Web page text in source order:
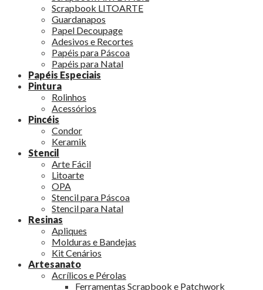
Scrapbook LITOARTE
Guardanapos
Papel Decoupage
Adesivos e Recortes
Papéis para Páscoa
Papéis para Natal
Papéis Especiais
Pintura
Rolinhos
Acessórios
Pincéis
Condor
Keramik
Stencil
Arte Fácil
Litoarte
OPA
Stencil para Páscoa
Stencil para Natal
Resinas
Apliques
Molduras e Bandejas
Kit Cenários
Artesanato
Acrílicos e Pérolas
Ferramentas Scrapbook e Patchwork